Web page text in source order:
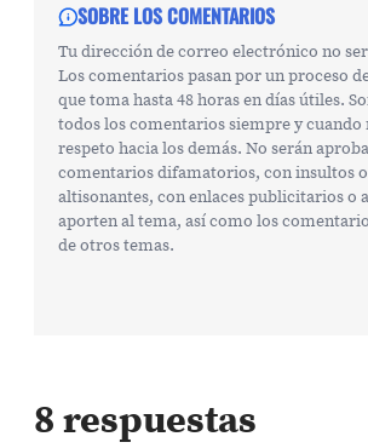
SOBRE LOS COMENTARIOS
Tu dirección de correo electrónico no
Los comentarios pasan por un proceso
que toma hasta 48 horas en días útiles.
todos los comentarios siempre y cuando
respeto hacia los demás. No serán
comentarios difamatorios, con insultos
altisonantes, con enlaces publicitarios o
aporten al tema, así como los
de otros temas.
8 respuestas